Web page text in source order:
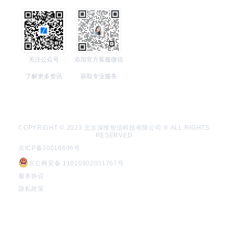
关注公众号
了解更多资讯
添加官方客服微信
获取专业服务
COPYRIGHT © 2023 北京深维智信科技有限公司 ® ALL RIGHTS
RESERVED
京ICP备20016696号
京公网安备 11010802031767号
服务协议
隐私政策